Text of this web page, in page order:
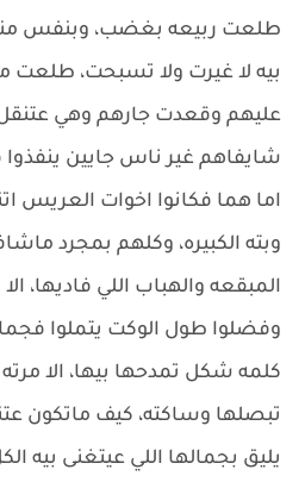
طلعت ربيعه بغضب، وبنفس
بيه لا غيرت ولا تسبحت،
عليهم وقعدت جارهم وهي
شايفاهم غير ناس جايين ينفذوا
اما هما فكانوا اخوات العريس
وبته الكبيره، وكلهم بمجرد
المبقعه والهباب اللي فاديها،
وفضلوا طول الوكت يتملوا
كلمه شكل تمدحها بيها، الا
تبصلها وساكته، كيف ماتكون
يليق بجمالها اللي عيتغنى بيه